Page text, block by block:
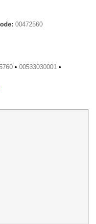
00472560
• 00533030001 •